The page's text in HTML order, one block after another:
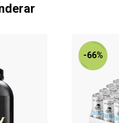
-66%